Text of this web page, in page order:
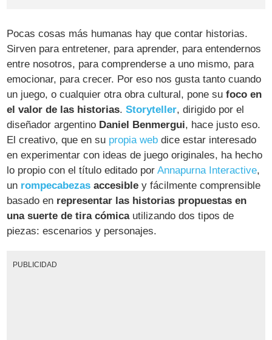
Pocas cosas más humanas hay que contar historias.
Sirven para entretener, para aprender, para entendernos
entre nosotros, para comprenderse a uno mismo, para
emocionar, para crecer. Por eso nos gusta tanto cuando
un juego, o cualquier otra obra cultural, pone sufoco en
el valor de las historias.Storyteller, dirigido por el
diseñador argentino Daniel Benmergui, hace justo eso.
El creativo, que en su propia web dice estar interesado
en experimentar con ideas de juego originales, ha hecho
lo propio con el título editado porAnnapurna Interactive,
un rompecabezas accesible y fácilmente comprensible
basado en representar las historias propuestas en
una suerte de tira cómicautilizando dos tipos de
piezas: escenarios y personajes.
PUBLICIDAD